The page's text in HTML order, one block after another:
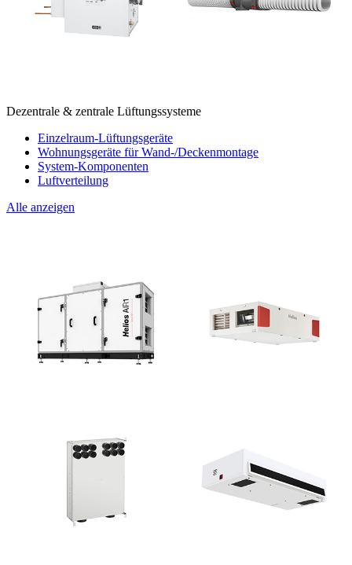
Dezentrale & zentrale Lüftungssysteme
Einzelraum-Lüftungsgeräte
Wohnungsgeräte für Wand-/Deckenmontage
System-Komponenten
Luftverteilung
Alle anzeigen